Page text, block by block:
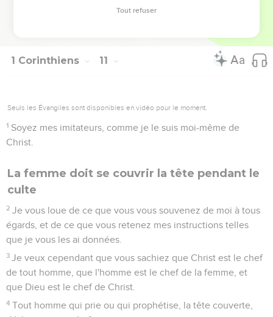
de la même manière que moi aussi je m'efforce en toutes
1 Corinthiens 11
Seuls les Évangiles sont disponibles en vidéo pour le moment.
1 Soyez mes imitateurs, comme je le suis moi-même de
Christ.
La femme doit se couvrir la tête pendant le
culte
2 Je vous loue de ce que vous vous souvenez de moi à tous
égards, et de ce que vous retenez mes instructions telles
que je vous les ai données.
3 Je veux cependant que vous sachiez que Christ est le chef
de tout homme, que l'homme est le chef de la femme, et
que Dieu est le chef de Christ.
4 Tout homme qui prie ou qui prophétise, la tête couverte,
Tout refuser